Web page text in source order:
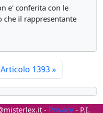
e' conferita con le
il rappresentante
Articolo 1393»
- Privacy - P.I.